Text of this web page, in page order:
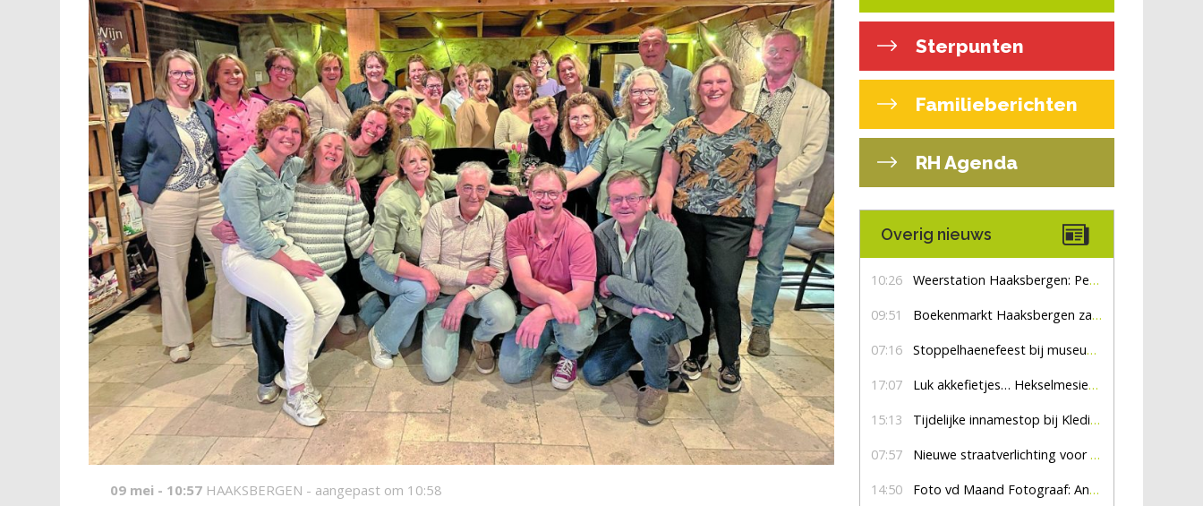
09 mei - 10:57 HAAKSBERGEN - aangepast om 10:58
Sterpunten
Familieberichten
RH Agenda
Overig nieuws
10:26 Weerstation Haaksbergen: Perioden met zon en droog
09:51 Boekenmarkt Haaksbergen zaterdag 8 augustus, marktplein Haaksbergen
07:16 Stoppelhaenefeest bij museum De Lebbenbrugge
17:07 Luk akkefietjes… HekselmesienHarry
15:13 Tijdelijke innamestop bij Kledingbank Stefania
07:57 Nieuwe straatverlichting voor De Veldmaat en De Pas
14:50 Foto vd Maand Fotograaf: Anna Jalving